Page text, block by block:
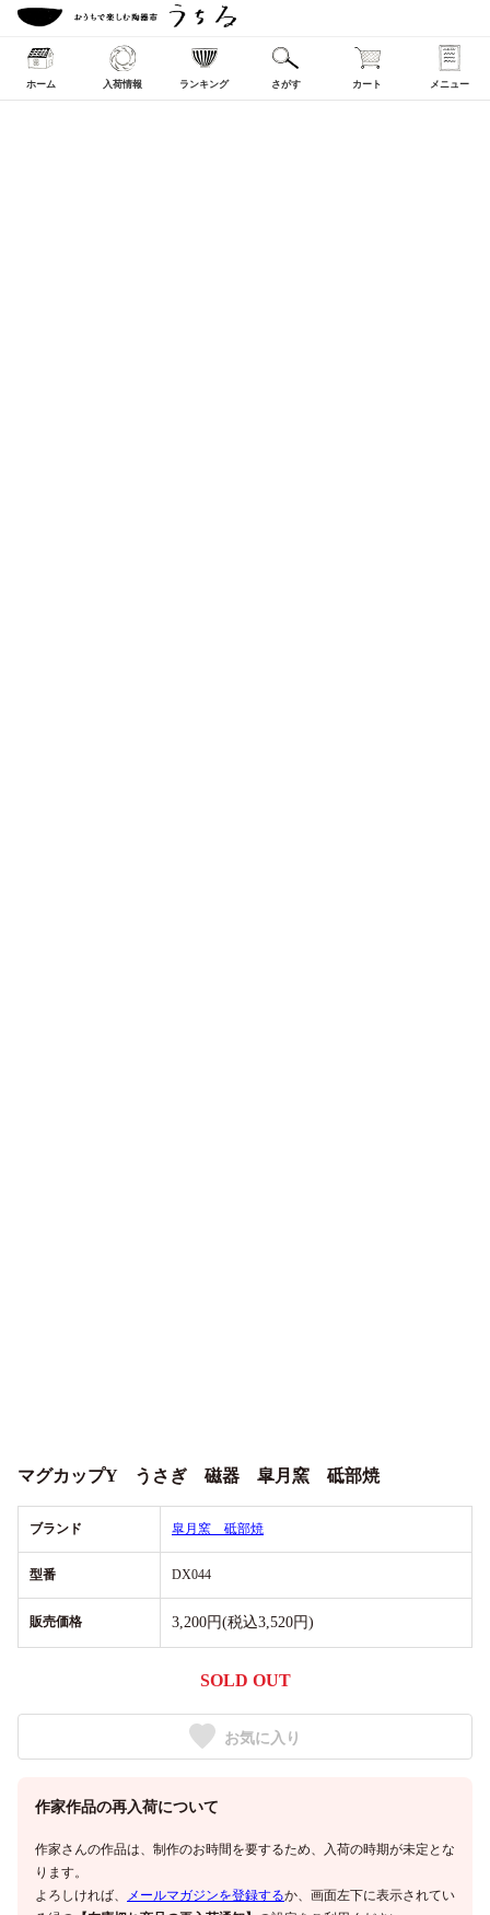
ホーム 入荷情報 ランキング さがす カート メニュー
マグカップY うさぎ 磁器 皐月窯 砥部焼
ブランド 皐月窯 砥部焼
型番 DX044
販売価格 3,200円(税込3,520円)
SOLD OUT
お気に入り
作家作品の再入荷について
作家さんの作品は、制作のお時間を要するため、入荷の時期が未定とな
ります。
よろしければ、
メールマガジンを登録するか、画面左下に表示されてい